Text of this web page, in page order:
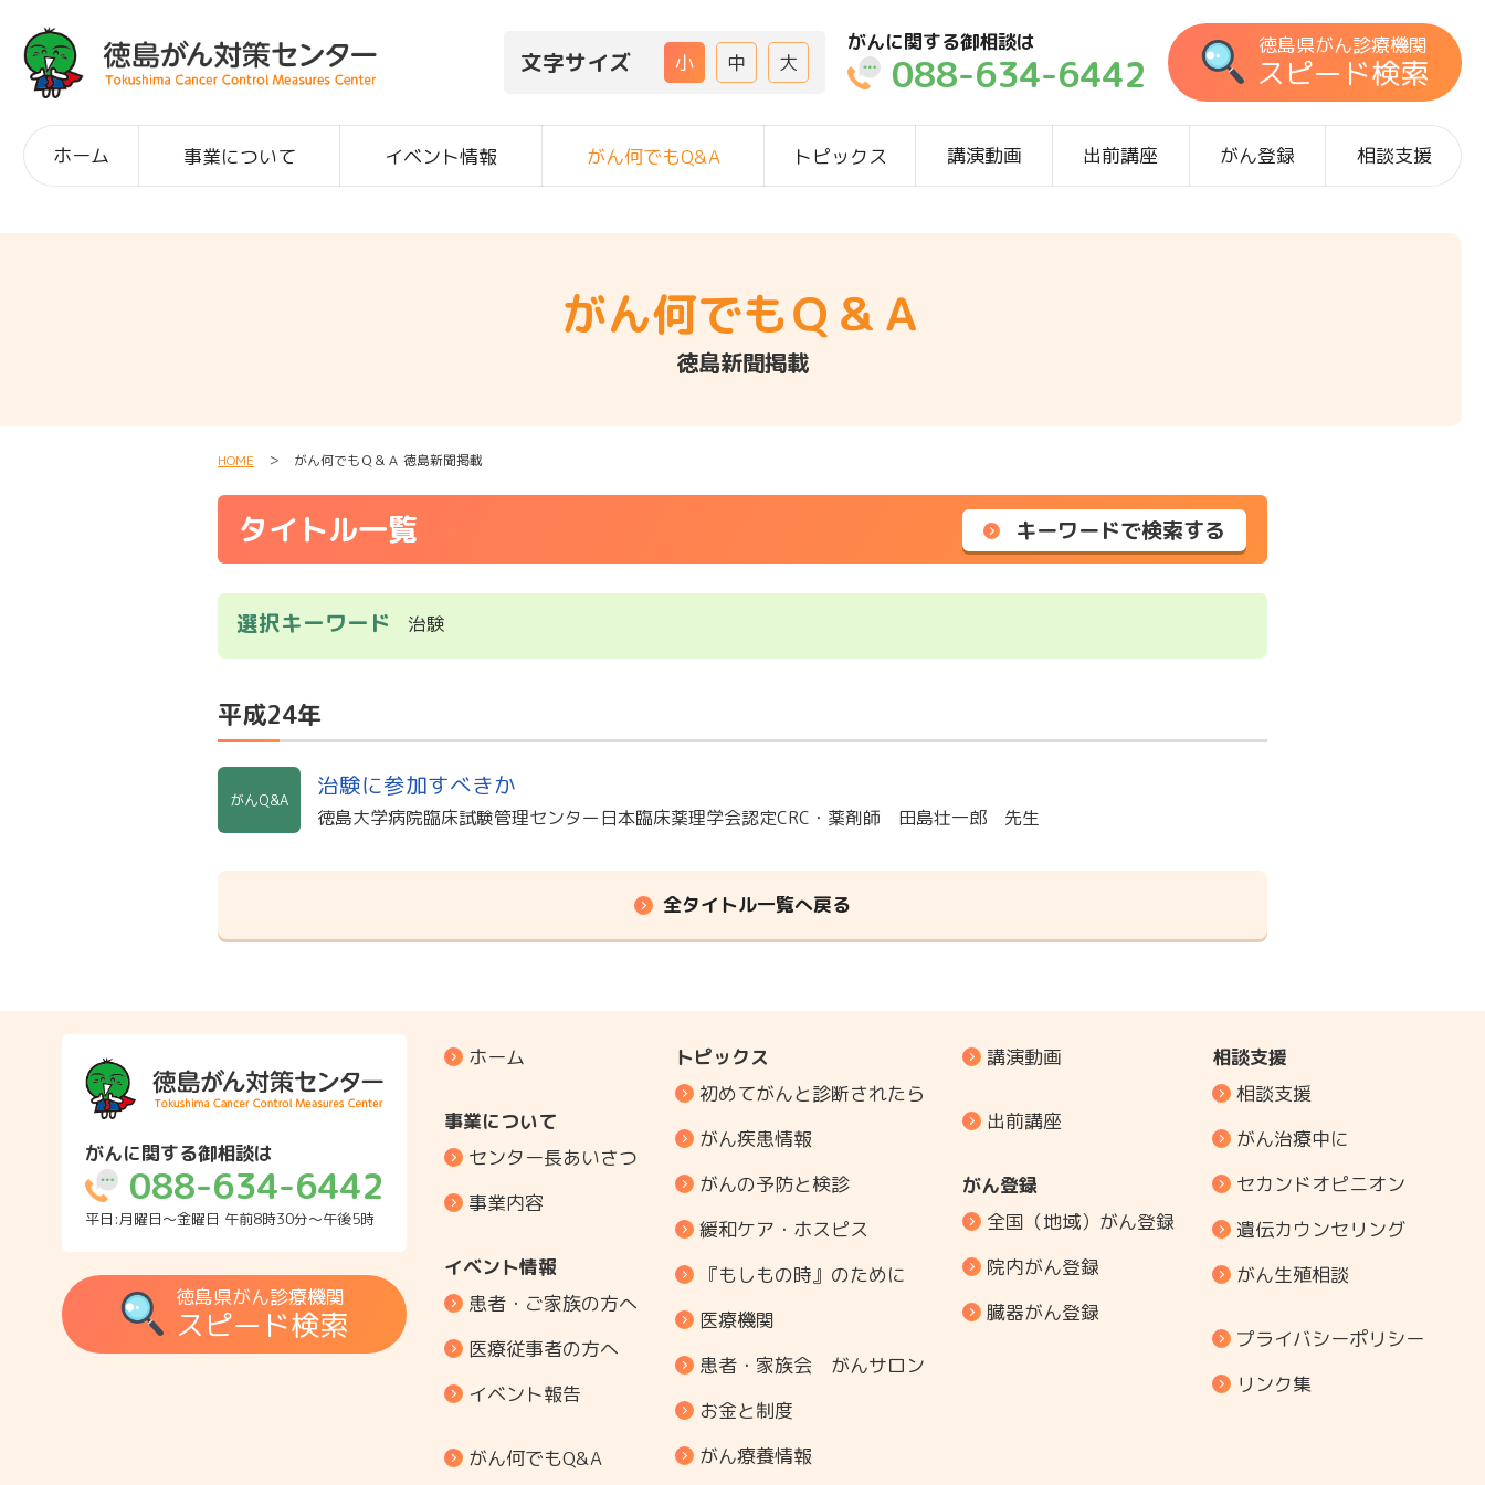
文字サイズ 小 中 大
がんに関する御相談は
088-634-6442
徳島県がん診療機関
スピード検索
ホーム 事業について イベント情報 がん何でもQ&A トピックス 講演動画 出前講座 がん登録 相談支援
がん何でもＱ＆Ａ
徳島新聞掲載
HOME ＞ がん何でもＱ＆Ａ 徳島新聞掲載
タイトル一覧 キーワードで検索する
選択キーワード 治験
平成24年
がんQ&A 治験に参加すべきか
徳島大学病院臨床試験管理センター日本臨床薬理学会認定CRC・薬剤師 田島壮一郎 先生
全タイトル一覧へ戻る
がんに関する御相談は
088-634-6442
平日:月曜日～金曜日 午前8時30分～午後5時
徳島県がん診療機関
スピード検索
ホーム
事業について
センター長あいさつ
事業内容
イベント情報
患者・ご家族の方へ
医療従事者の方へ
イベント報告
がん何でもQ&A
トピックス
初めてがんと診断されたら
がん疾患情報
がんの予防と検診
緩和ケア・ホスピス
『もしもの時』のために
医療機関
患者・家族会 がんサロン
お金と制度
がん療養情報
講演動画
出前講座
がん登録
全国（地域）がん登録
院内がん登録
臓器がん登録
相談支援
相談支援
がん治療中に
セカンドオピニオン
遺伝カウンセリング
がん生殖相談
プライバシーポリシー
リンク集